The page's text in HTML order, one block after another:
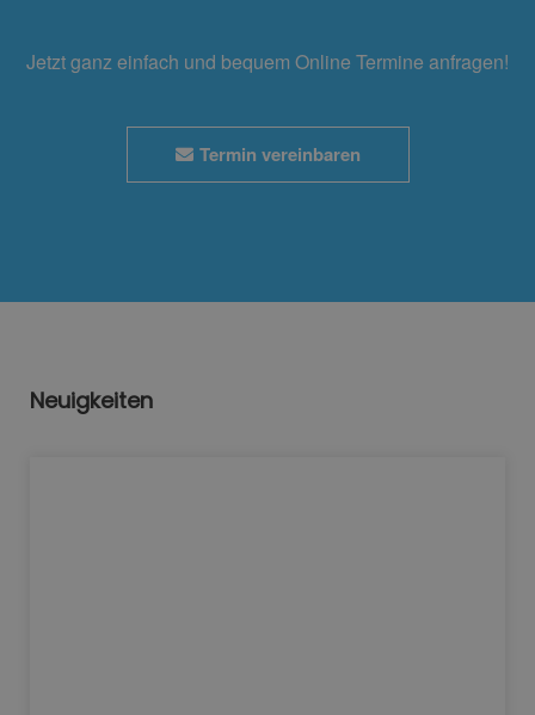
Jetzt ganz einfach und bequem Online Termine anfragen!
Termin vereinbaren
Neuigkeiten